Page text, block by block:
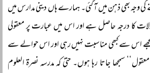
کی وجہ بھی ذہن میں آ گئی۔ ہمارے ہاں دینی مدارس میں
کا درجہ حاصل ہے اور اس میں عبارت پر معقولی
اس سے کبھی مناسبت نہیں رہی اور اس حوالے سے
سمجھا جاتا رہا ہوں۔ حتیٰ کہ مدرسہ نصرۃ العلوم